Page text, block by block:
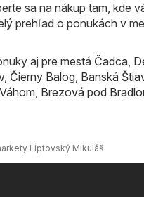
sa na nákup tam, kde
prehľad o ponukách v
aj pre mestá Čadca,
, Čierny Balog, Banská
, Brezová pod
Liptovský Mikuláš